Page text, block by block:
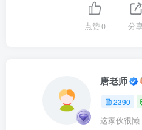
点赞0 分
唐老师
2390
这家伙很